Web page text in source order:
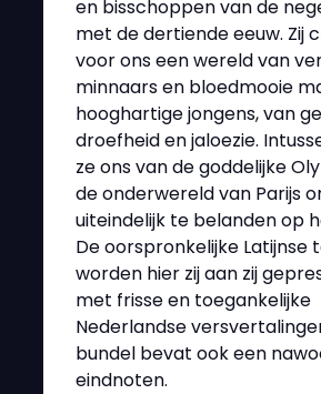
en bisschoppen van de
met de dertiende eeuw. Zij
voor ons een wereld van
minnaars en bloedmooie
hooghartige jongens, van
droefheid en jaloezie.
ze ons van de goddelijke
de onderwereld van Parijs
uiteindelijk te belanden op
De oorspronkelijke Latijnse
worden hier zij aan zij
met frisse en toegankelijke
Nederlandse
bundel bevat ook een
eindnoten.